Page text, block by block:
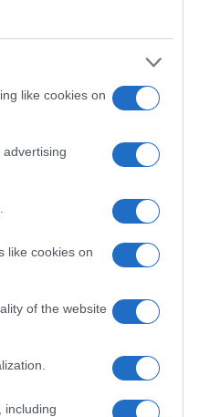
like cookies on
like cookies on
of the website
including